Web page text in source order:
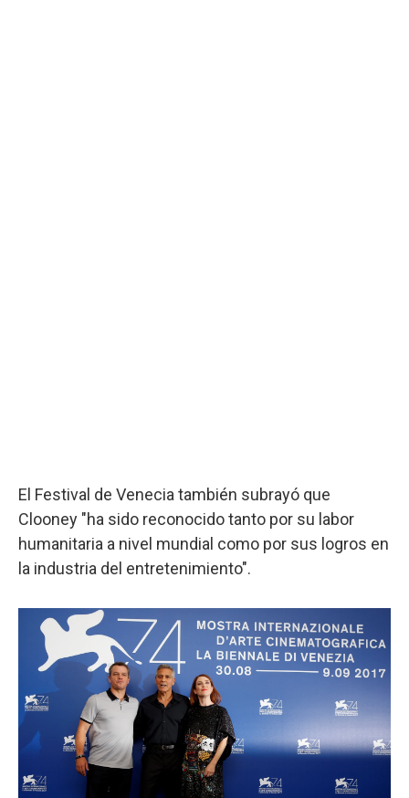
El Festival de Venecia también subrayó que
Clooney "ha sido reconocido tanto por su labor
humanitaria a nivel mundial como por sus logros en
la industria del entretenimiento".